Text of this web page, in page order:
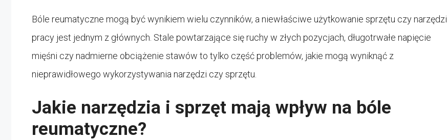
Bóle reumatyczne mogą być wynikiem wielu czynników, a niewłaściwe użytkowanie sprzętu czy narzędzi
pracy jest jednym z głównych. Stale powtarzające się ruchy w złych pozycjach, długotrwałe napięcie
mięśni czy nadmierne obciążenie stawów to tylko część problemów, jakie mogą wyniknąć z
nieprawidłowego wykorzystywania narzędzi czy sprzętu.
Jakie narzędzia i sprzęt mają wpływ na bóle
reumatyczne?